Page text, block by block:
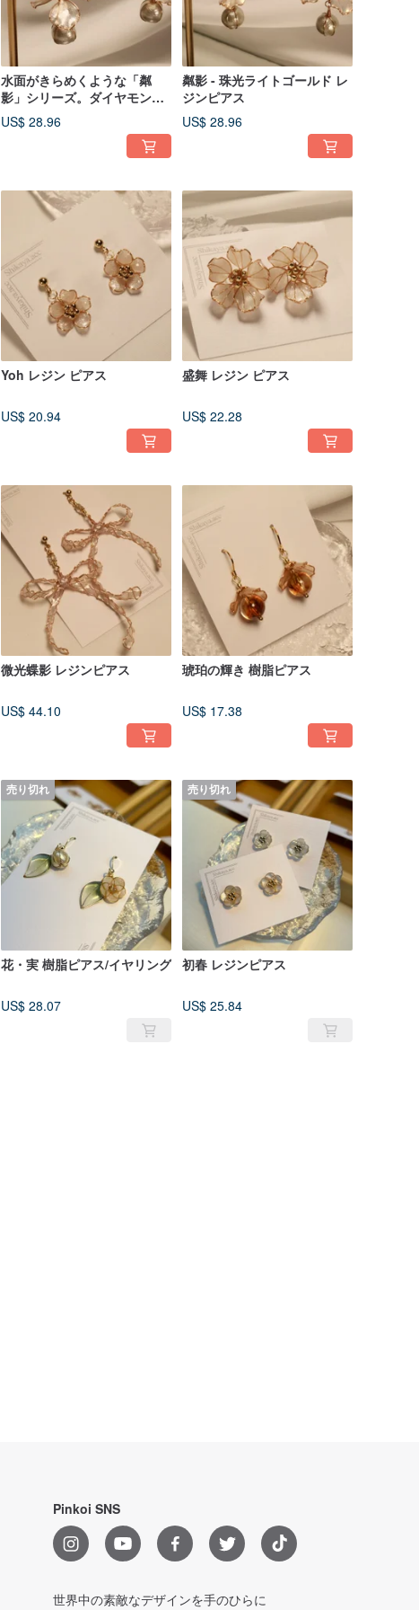
水面がきらめくような「粼
影」シリーズ。ダイヤモンド
の輝きを放つホワイトレジン
ピアス
US$ 28.96
粼影 - 珠光ライトゴールド レ
ジンピアス
US$ 28.96
Yoh レジン ピアス
US$ 20.94
盛舞 レジン ピアス
US$ 22.28
微光蝶影 レジンピアス
US$ 44.10
琥珀の輝き 樹脂ピアス
US$ 17.38
売り切れ
花・実 樹脂ピアス/イヤリング
US$ 28.07
売り切れ
初春 レジンピアス
US$ 25.84
Pinkoi SNS
世界中の素敵なデザインを手のひらに